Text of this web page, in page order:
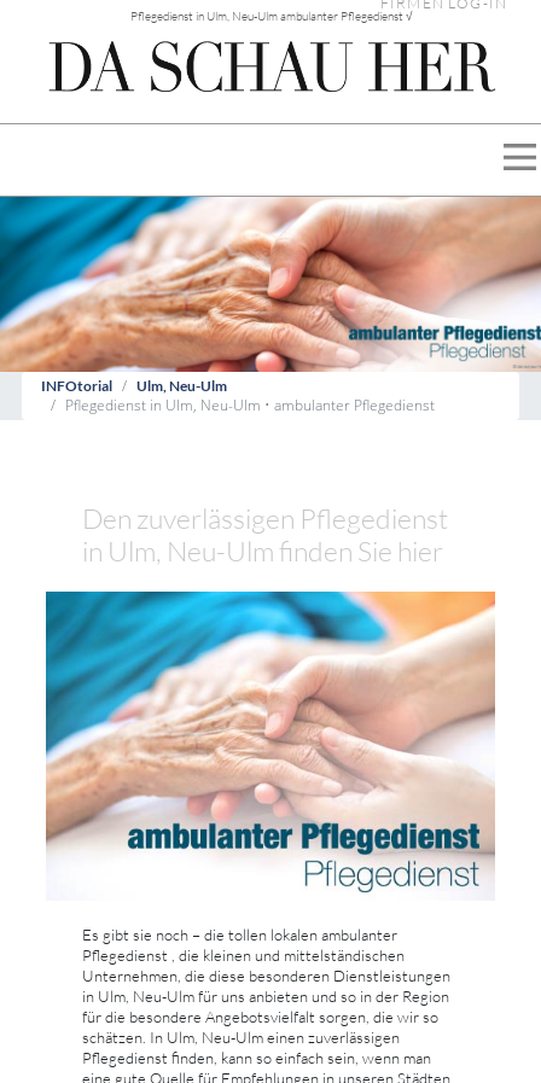
Pflegedienst in Ulm, Neu-Ulm ambulanter Pflegedienst √
INFOtorial Ulm, Neu-Ulm
Pflegedienst in Ulm, Neu-Ulm • ambulanter Pflegedienst
Den zuverlässigen Pflegedienst
in Ulm, Neu-Ulm finden Sie hier
Es gibt sie noch – die tollen lokalen ambulanter
Pflegedienst , die kleinen und mittelständischen
Unternehmen, die diese besonderen Dienstleistungen
in Ulm, Neu-Ulm für uns anbieten und so in der Region
für die besondere Angebotsvielfalt sorgen, die wir so
schätzen. In Ulm, Neu-Ulm einen zuverlässigen
Pflegedienst finden, kann so einfach sein, wenn man
eine gute Quelle für Empfehlungen in unseren Städten